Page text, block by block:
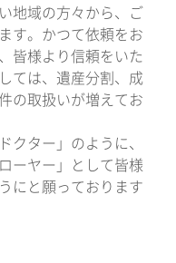
地域の方々から、ご
す。かつて依頼をお
皆様より信頼をいた
ては、遺産分割、成
の取扱いが増えてお
クター」のように、
ーヤー」として皆様
にと願っております